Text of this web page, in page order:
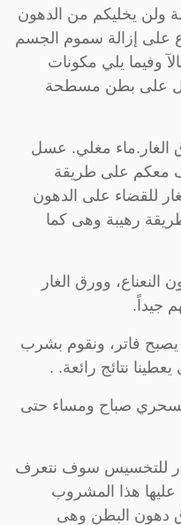
ولن يخليكم من الدهون
على إزالة سموم الجسم
وفيما يلي مكونات
على بطن مسطحة
الغار.ماء مغلي. عسل
معكم على طريقة
للقضاء على الدهون
رهيبة وهى كما
وورق الغار
جيداً.
يصبح فاتر، ونقوم بشرب
نتائج رائعة. .
صباح ومساء حتى
للتخسيس سوف نتعرف
عليها هذا المشروب
دهون البطن وهى